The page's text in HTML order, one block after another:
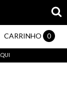
CARRINHO 0